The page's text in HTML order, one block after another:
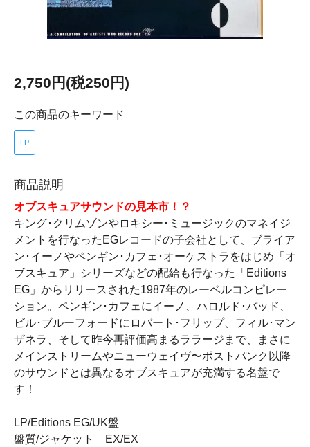
2,750円(税250円)
この商品のキーワード
LP
商品説明
オブスキュアサウンドの見本市！？
キング･クリムゾンやロキシー･ミュージックのマネイジ
メントを行なったEGレコードの子会社として、ブライア
ン･イーノやペンギン･カフェ･オーケストラをはじめ「オ
ブスキュア」シリーズなどの配給も行なった「Editions
EG」からリリースされた1987年のレーベルコンピレー
ション。ペンギン･カフェにイーノ、ハロルド･バッド、
ビル･ブルーフォードにロバート･フリップ、フィル･マン
ザネラ、そして昨今再評価高まるララージまで、まさに
メインストリームやニューウェイヴ〜ポストパンク以降
のサウンドとは異なるオブスキュアが充満する名盤で
す！
LP/Editions EG/UK盤
盤質/ジャケット EX/EX